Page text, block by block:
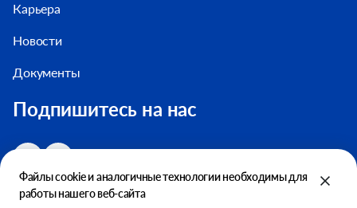
Карьера
Новости
Документы
Подпишитесь на нас
Файлы cookie и аналогичные технологии необходимы для
работы нашего веб-сайта